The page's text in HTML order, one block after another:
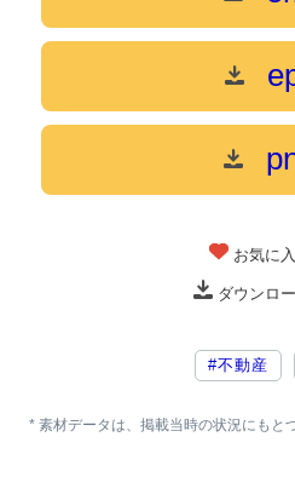
お気に
ダウンロ
#不動産
* 素材データは、掲載当時の状況にもと